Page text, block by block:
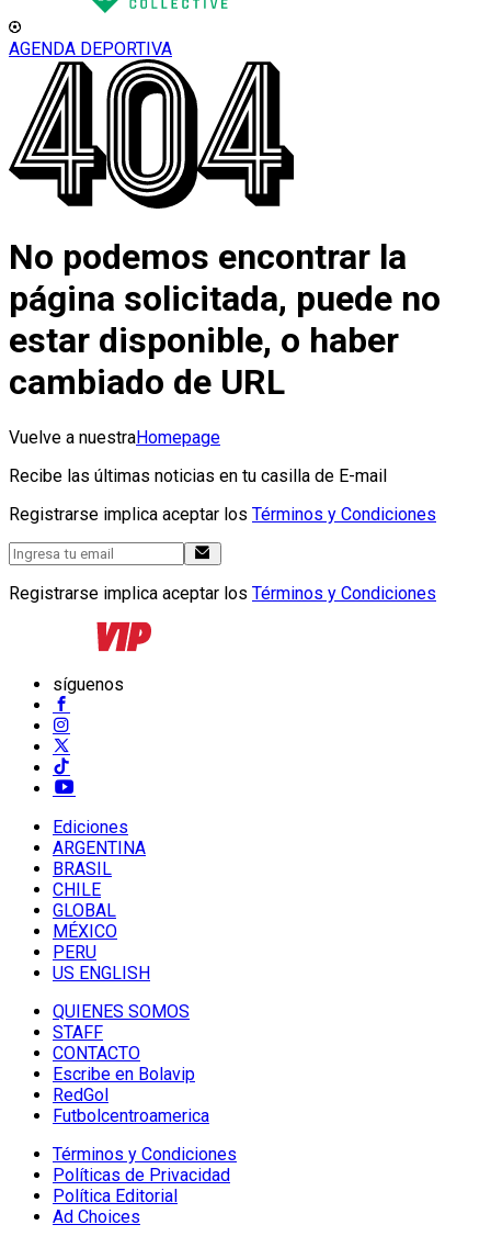
AGENDA DEPORTIVA
No podemos encontrar la
página solicitada, puede no
estar disponible, o haber
cambiado de URL
Vuelve a nuestraHomepage
Recibe las últimas noticias en tu casilla de E-mail
Registrarse implica aceptar los Términos y Condiciones
Registrarse implica aceptar los Términos y Condiciones
síguenos
Ediciones
ARGENTINA
BRASIL
CHILE
GLOBAL
MÉXICO
PERU
US ENGLISH
QUIENES SOMOS
STAFF
CONTACTO
Escribe en Bolavip
RedGol
Futbolcentroamerica
Términos y Condiciones
Políticas de Privacidad
Política Editorial
Ad Choices